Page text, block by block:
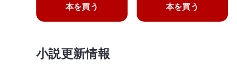
本を買う 本を買う
小説更新情報